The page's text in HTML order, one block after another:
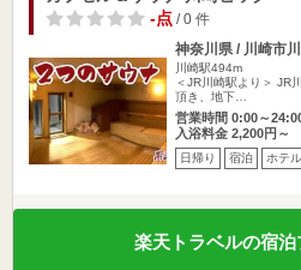
-点/ 0 件
神奈川県 / 川崎市
川崎駅494m
＜JR川崎駅より＞ JR
頂き、地下…
営業時間 0:00～
入浴料金 2,200円～
日帰り 宿泊 ホテル
楽天トラベルの宿